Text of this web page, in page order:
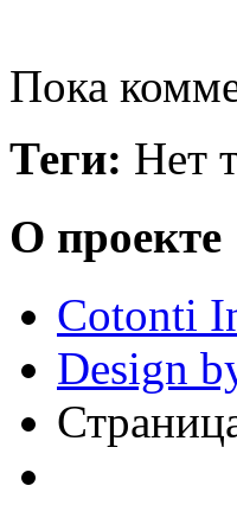
Пока
Теги: Нет
О проекте
Cotonti
Design